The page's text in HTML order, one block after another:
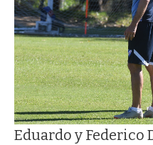
Eduardo y Federico